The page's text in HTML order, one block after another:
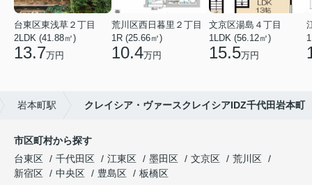
台東区東浅草２丁目
2LDK (41.88㎡)
13.7万円
荒川区西日暮里２丁目
1R (25.66㎡)
10.4万円
文京区湯島４丁目
1LDK (56.12㎡)
15.5万円
岩本町駅 クレイシア・ヴァースクレイシアIDZ千代田岩本町
市区町村から探す
台東区
千代田区 江東区 墨田区 文京区
荒川区
新宿区
中央区 豊島区
板橋区